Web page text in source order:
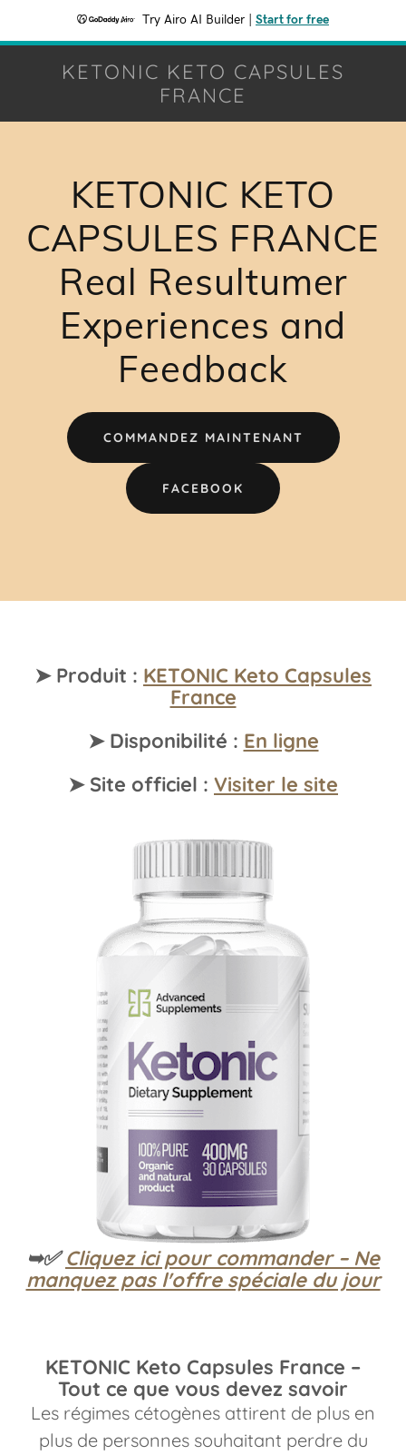
Try Airo AI Builder Start for free
KETONIC KETO CAPSULES
FRANCE
KETONIC KETO
CAPSULES FRANCE
Real Resultumer
Experiences and
Feedback
COMMANDEZ MAINTENANT
FACEBOOK
➤ Produit : KETONIC Keto Capsules
France
➤ Disponibilité : En ligne
➤ Site officiel : Visiter le site
➥✅Cliquez ici pour commander – Ne
manquez pas l'offre spéciale du jour
KETONIC Keto Capsules France –
Tout ce que vous devez savoir
Les régimes cétogènes attirent de plus en
plus de personnes souhaitant perdre du